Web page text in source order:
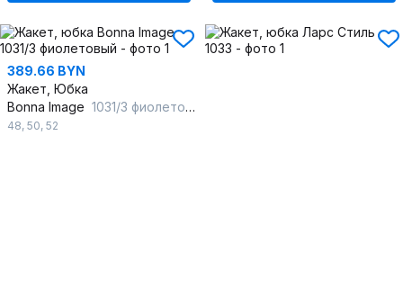
389.66 BYN
Жакет, Юбка
Bonna Image 1031/3 фиолетовый
48, 50, 52